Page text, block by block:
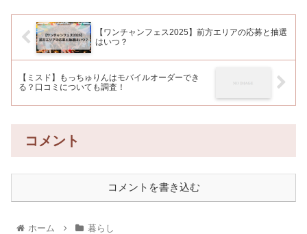
【ワンチャンフェス2025】前方エリアの応募と抽選
はいつ？
【ミスド】もっちゅりんはモバイルオーダーでき
る？口コミについても調査！
コメント
コメントを書き込む
ホーム 暮らし